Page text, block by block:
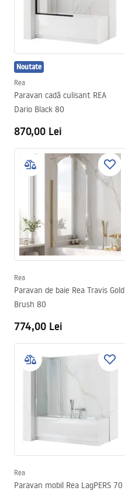
Noutate
Rea
Paravan cadă culisant REA
Dario Black 80
870,00 Lei
Rea
Paravan de baie Rea Travis Gold
Brush 80
774,00 Lei
Rea
Paravan mobil Rea LagPERS 70